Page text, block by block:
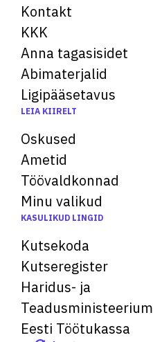
Kontakt
KKK
Anna tagasisidet
Abimaterjalid
Ligipääsetavus
LEIA KIIRELT
Oskused
Ametid
Töövaldkonnad
Minu valikud
KASULIKUD LINGID
Kutsekoda
Kutseregister
Haridus- ja
Teadusministeerium
Eesti Töötukassa